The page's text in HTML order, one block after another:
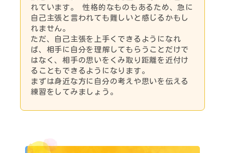
れています。 性格的なものもあるため、急に
自己主張と言われても難しいと感じるかもし
れません。
ただ、自己主張を上手くできるようになれ
ば、相手に自分を理解してもらうことだけで
はなく、相手の思いをくみ取り距離を近付け
ることもできるようになります。
まずは身近な方に自分の考えや思いを伝える
練習をしてみましょう。